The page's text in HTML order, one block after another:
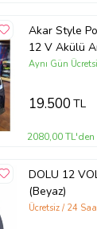
Akar Style
12 V Akülü
Aynı Gün
19.500TL
2080,00
DOLU 12
(Beyaz)
Ücretsiz / 24